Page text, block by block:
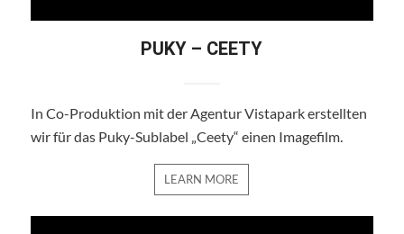
PUKY – CEETY
In Co-Produktion mit der Agentur Vistapark erstellten
wir für das Puky-Sublabel „Ceety“ einen Imagefilm.
LEARN MORE